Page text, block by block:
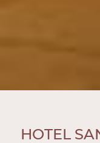
HOTEL